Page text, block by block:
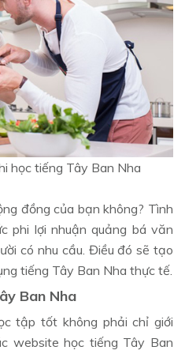
học tiếng Tây Ban Nha
đồng của bạn không? Tình
phi lợi nhuận quảng bá văn
có nhu cầu. Điều đó sẽ tạo
tiếng Tây Ban Nha thực tế.
Ban Nha
tập tốt không phải chỉ giới
website học tiếng Tây Ban